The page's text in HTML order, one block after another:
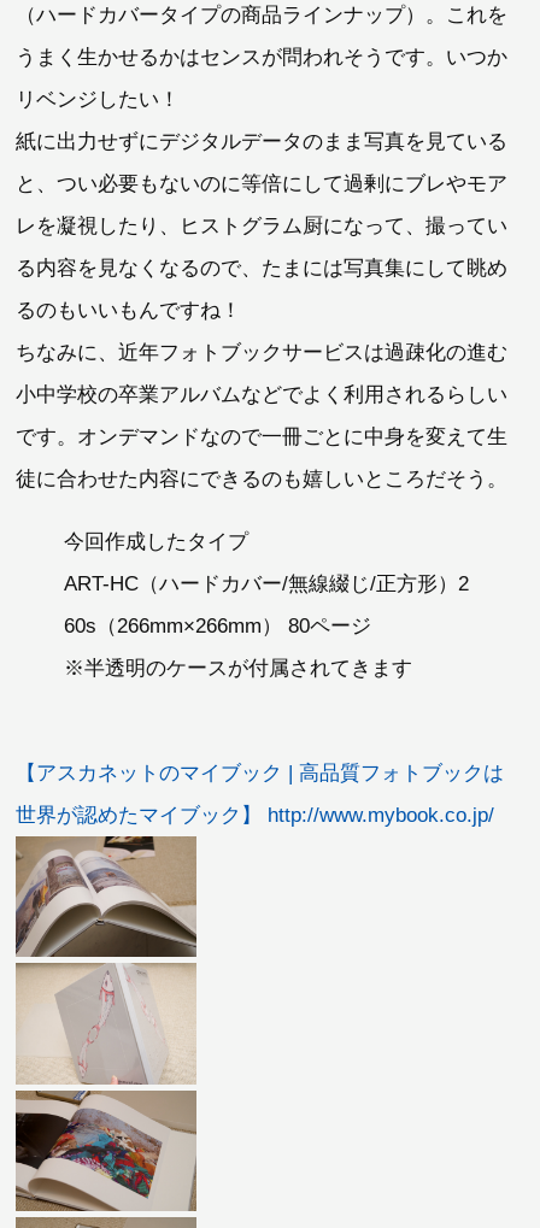
（ハードカバータイプの商品ラインナップ）。これを
うまく生かせるかはセンスが問われそうです。いつか
リベンジしたい！
紙に出力せずにデジタルデータのまま写真を見ている
と、つい必要もないのに等倍にして過剰にブレやモア
レを凝視したり、ヒストグラム厨になって、撮ってい
る内容を見なくなるので、たまには写真集にして眺め
るのもいいもんですね！
ちなみに、近年フォトブックサービスは過疎化の進む
小中学校の卒業アルバムなどでよく利用されるらしい
です。オンデマンドなので一冊ごとに中身を変えて生
徒に合わせた内容にできるのも嬉しいところだそう。
今回作成したタイプ
ART-HC（ハードカバー/無線綴じ/正方形）2
60s（266mm×266mm） 80ページ
※半透明のケースが付属されてきます
【アスカネットのマイブック | 高品質フォトブックは
世界が認めたマイブック】 http://www.mybook.co.jp/